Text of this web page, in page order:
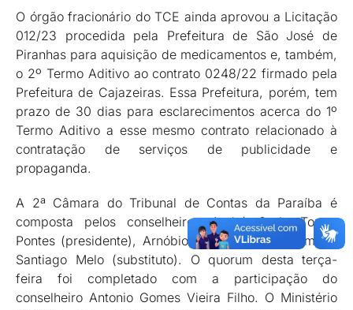
O órgão fracionário do TCE ainda aprovou a Licitação
012/23 procedida pela Prefeitura de São José de
Piranhas para aquisição de medicamentos e, também,
o 2º Termo Aditivo ao contrato 0248/22 firmado pela
Prefeitura de Cajazeiras. Essa Prefeitura, porém, tem
prazo de 30 dias para esclarecimentos acerca do 1º
Termo Aditivo a esse mesmo contrato relacionado à
contratação de serviços de publicidade e
propaganda.
A 2ª Câmara do Tribunal de Contas da Paraíba é
composta pelos conselheiros André Carlo Torres
Pontes (presidente), Arnóbio Viana e Oscar Mamede
Santiago Melo (substituto). O quorum desta terça-
feira foi completado com a participação do
conselheiro Antonio Gomes Vieira Filho. O Ministério